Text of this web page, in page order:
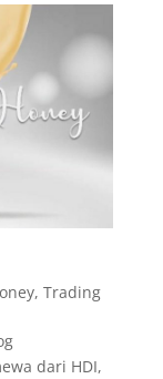
, Trading
dari HDI,